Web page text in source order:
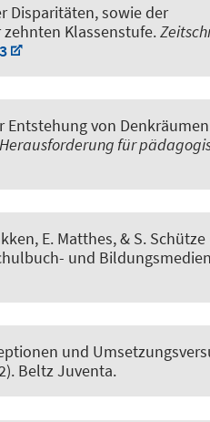
Disparitäten, sowie der
Klassenstufe.
von
für
E. Matthes, & S. Schütze
und
und
Beltz Juventa.